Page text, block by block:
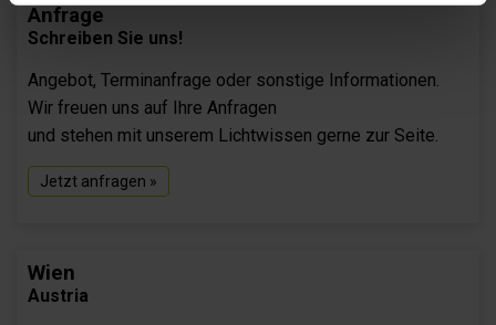
Anfrage
Schreiben Sie uns!
Angebot, Terminanfrage oder sonstige Informationen.
Wir freuen uns auf Ihre Anfragen
und stehen mit unserem Lichtwissen gerne zur Seite.
Jetzt anfragen »
Wien
Austria